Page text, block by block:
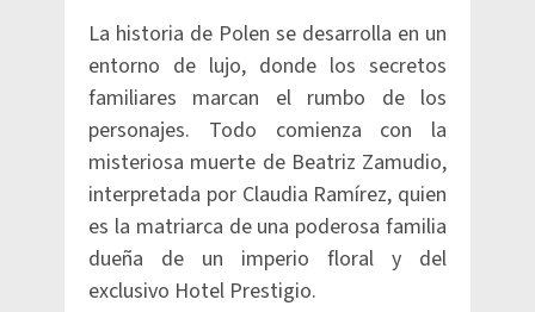
La historia de Polen se desarrolla en un
entorno de lujo, donde los secretos
familiares marcan el rumbo de los
personajes. Todo comienza con la
misteriosa muerte de Beatriz Zamudio,
interpretada por Claudia Ramírez, quien
es la matriarca de una poderosa familia
dueña de un imperio floral y del
exclusivo Hotel Prestigio.